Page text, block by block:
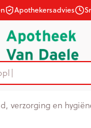
Apothekersadvies
verzorging en